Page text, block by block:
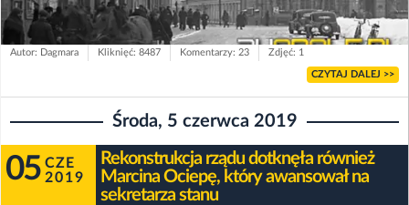
Autor: Dagmara Kliknięć: 8487 Komentarzy: 23 Zdjęć: 1
CZYTAJ DALEJ >>
Środa, 5 czerwca 2019
05 CZE
2019
Rekonstrukcja rządu dotknęła również
Marcina Ociepę, który awansował na
sekretarza stanu